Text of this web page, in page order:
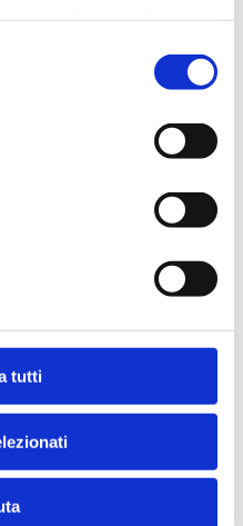
tutti”, acconsenti
cookie o altri strumenti di
scegli le diverse
del banner mediante
di default e
navigazione in assenza di
puoi prendere
tutti